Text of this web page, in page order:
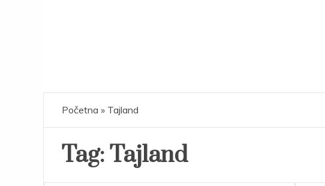
Početna » Tajland
Tag:Tajland